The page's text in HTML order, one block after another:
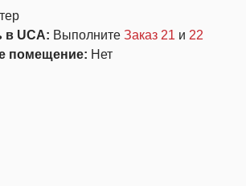
в UCA: Выполните Заказ 21 и 22
помещение: Нет